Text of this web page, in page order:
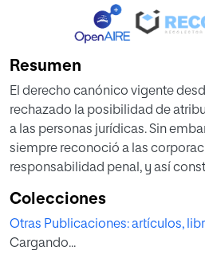
Resumen
El derecho canónico vigente
rechazado la posibilidad de
a las personas jurídicas. Sin
siempre reconoció a las
responsabilidad penal, y así
analizar los fundamentos en
derecho canónico siempre
penal corporativa. A tal efecto
Colecciones
Otras Publicaciones: artículos,
Cargando...